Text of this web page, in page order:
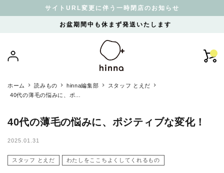
サイトURL変更に伴う一時閉店のお知らせ
お盆期間中も休まず発送いたします
ホーム 読みもの hinna編集部
スタッフ とえだ
40代の薄毛の悩みに、ポジ
40代の薄毛の悩みに、ポジティブな変化！
2025.01.31
スタッフ とえだ わたしをここちよくしてくれるもの